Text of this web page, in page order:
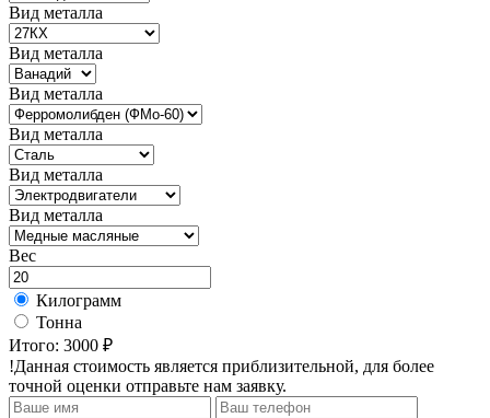
Вид металла
Вид металла
Вид металла
Вид металла
Вид металла
Вид металла
Вес
Килограмм
Тонна
Итого: 3000 ₽
!Данная стоимость является приблизительной, для более
точной оценки отправьте нам заявку.